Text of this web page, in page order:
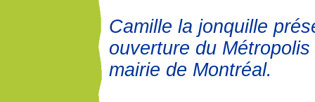
Camille la jonquille
ouverture du
mairie de Montréal.